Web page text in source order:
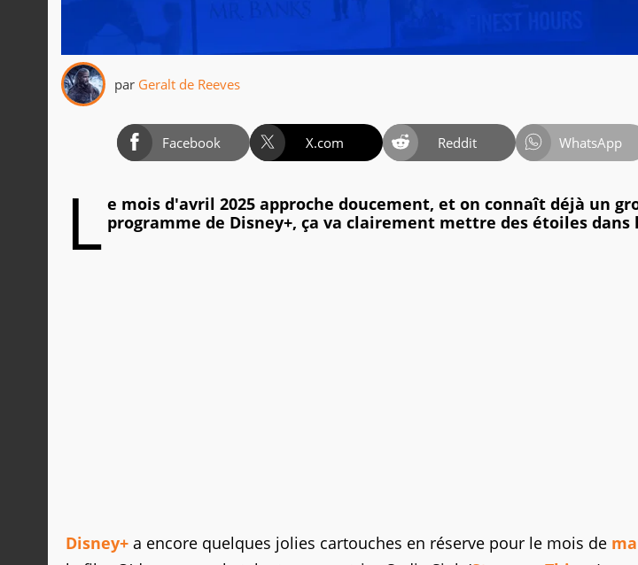
par Geralt de Reeves
Facebook X.com Reddit WhatsApp
L e mois d'avril 2025 approche doucement, et on connaît déjà un
programme de Disney+, ça va clairement mettre des étoiles dans
Disney+ a encore quelques jolies cartouches en réserve pour le mois de